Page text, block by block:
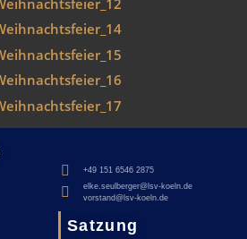
+49 151 6546 2875
elke.seulberger@lsv-koeln.de
vorstand@lsv-koeln.de
Satzung